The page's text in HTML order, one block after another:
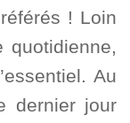
! Loin
quotidienne,
Au
dernier jour